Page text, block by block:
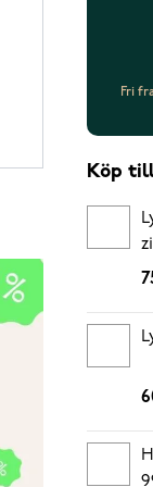
Fri
Köp